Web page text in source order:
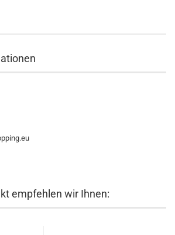
empfehlen wir Ihnen: